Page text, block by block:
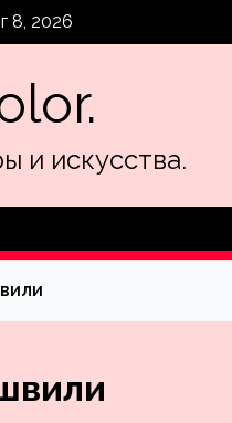
8, 2026
и искусства.